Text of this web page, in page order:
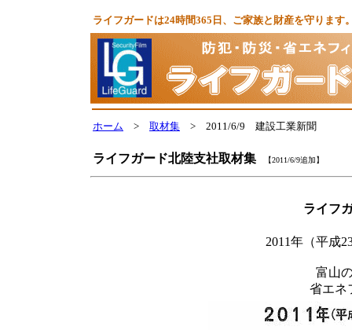
ライフガードは24時間365日、ご家族と財産を守りま
ホーム > 取材集 > 2011/6/9 建設工業新聞
ライフガード北陸支社取材集 【2011/6/9追加】
ライフ
2011年（平成
富山
省エネ